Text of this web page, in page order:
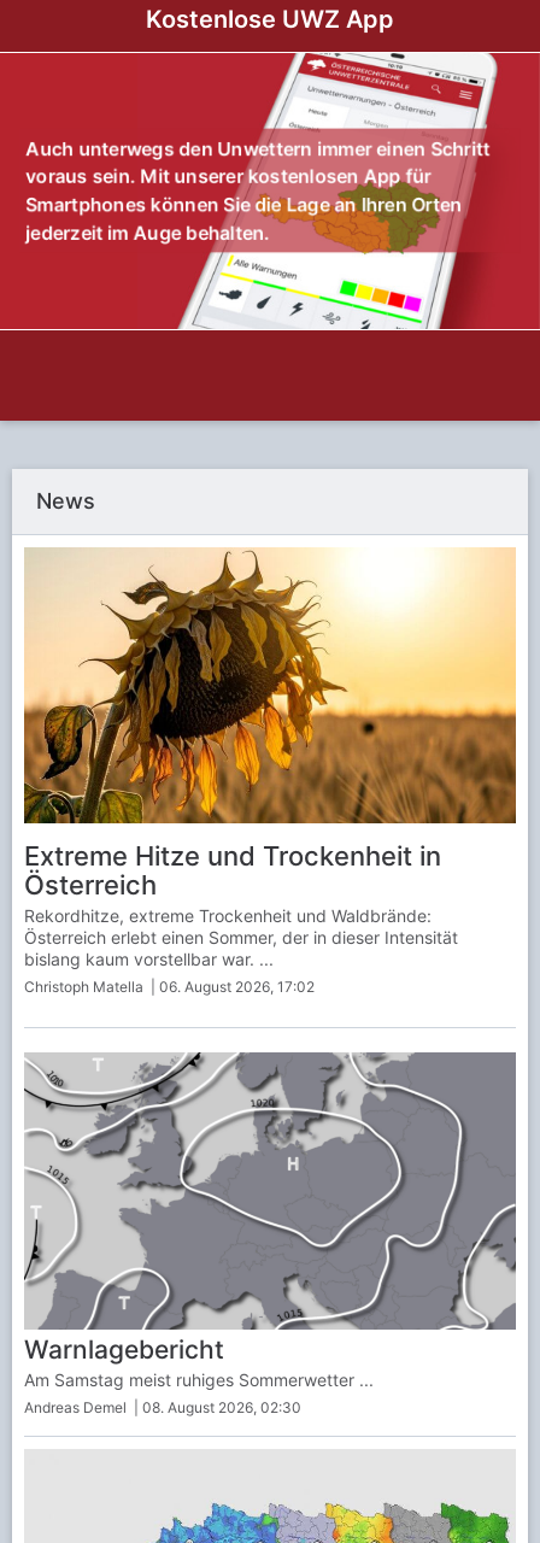
Kostenlose UWZ App
Auch unterwegs den Unwettern immer einen Schritt
voraus sein. Mit unserer kostenlosen App für
Smartphones können Sie die Lage an Ihren Orten
jederzeit im Auge behalten.
News
Extreme Hitze und Trockenheit in
Österreich
Christoph Matella | 06. August 2026, 17:02
Rekordhitze, extreme Trockenheit und Waldbrände:
Österreich erlebt einen Sommer, der in dieser Intensität
bislang kaum vorstellbar war. ...
Warnlagebericht
Andreas Demel | 08. August 2026, 02:30
Am Samstag meist ruhiges Sommerwetter ...